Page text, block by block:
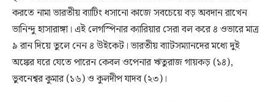
করতে নামা ভারতীয় ব্যাটিং ধসানো কাজে সবচেয়ে বড় অবদান রাখেন
ভানিন্দু হাসারাঙ্গা। এই লেগস্পিনার ক্যারিয়ার সেরা বল করে ৪ ওভারে মাত্র
৯ রান দিয়ে তুলে নেন ৪ উইকেট। ভারতীয় ব্যাটসম্যানদের মধ্যে দুই
অঙ্কের ঘরে যেতে পারেন কেবল ওপেনার ঋতুরাজ গায়কড় (১৪),
ভুবনেশ্বর কুমার (১৬) ও কুলদীপ যাদব (২৩)।